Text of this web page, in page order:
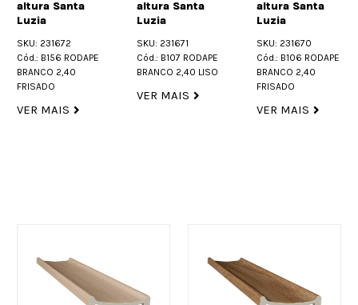
altura Santa
SKU: 231671
Cód.: B107 RODAPE
BRANCO 2,40 LISO
altura Santa
SKU: 231670
Cód.: B106 RODAPE
BRANCO 2,40
poliestireno
com 70mm
altura Santa
Luzia
Cód.: B77